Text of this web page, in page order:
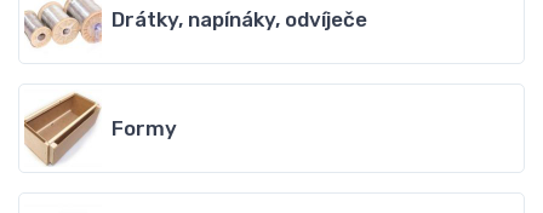
Drátky, napínáky, odvíječe
Formy